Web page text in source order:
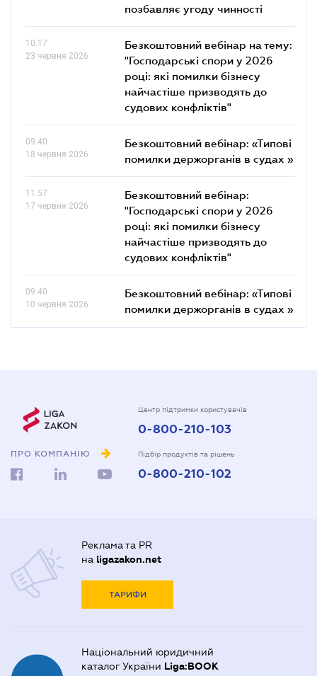
позбавляє угоду чинності
10.17
23 червня 2026
Безкоштовний вебінар на тему:
"Господарські спори у 2026
році: які помилки бізнесу
найчастіше призводять до
судових конфліктів"
09.40
18 червня 2026
Безкоштовний вебінар: «Типові
помилки держорганів в судах »
11.57
17 червня 2026
Безкоштовний вебінар:
"Господарські спори у 2026
році: які помилки бізнесу
найчастіше призводять до
судових конфліктів"
09.40
10 червня 2026
Безкоштовний вебінар: «Типові
помилки держорганів в судах »
ПРО КОМПАНІЮ
Центр підтримки користувачів
0-800-210-103
Підбір продуктів та рішень
0-800-210-102
Реклама та PR
на ligazakon.net
ТАРИФИ
Національний юридичний
каталог України Liga:BOOK